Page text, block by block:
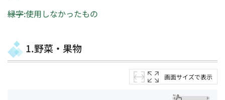
緑字:使用しなかったもの
1.野菜・果物
画面サイズで表示